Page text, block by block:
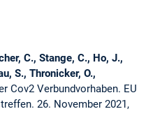
C., Stange, C., Ho, J.,
S., Thronicker, O.,
Cov2 Verbundvorhaben. EU
26. November 2021,